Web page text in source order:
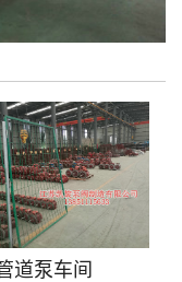
道泵车间